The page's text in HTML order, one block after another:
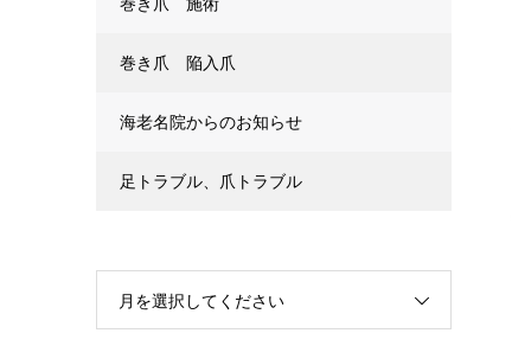
巻き爪 陥入爪
海老名院からのお知らせ
足トラブル、爪トラブル
月を選択してください